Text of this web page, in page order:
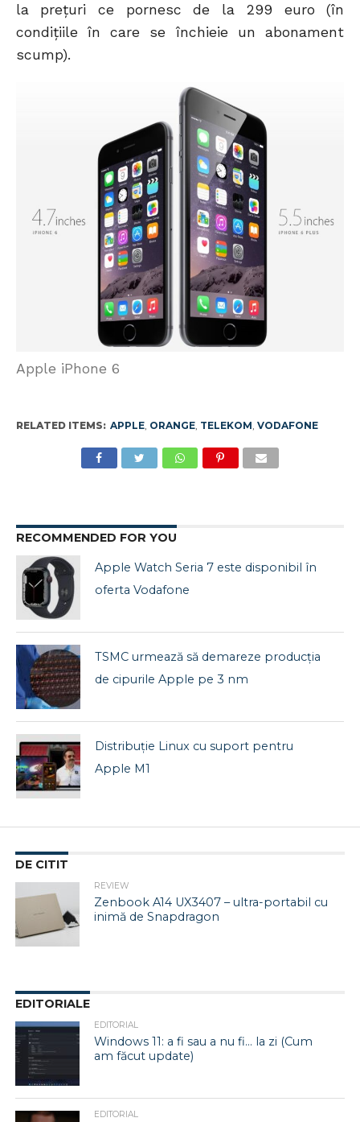
la prețuri ce pornesc de la 299 euro (în
condițiile în care se închieie un abonament
scump).
Apple iPhone 6
RELATED ITEMS: APPLE, ORANGE, TELEKOM VODAFONE
RECOMMENDED FOR YOU
Apple Watch Seria 7 este disponibil în
oferta Vodafone
TSMC urmează să demareze producția
de cipurile Apple pe 3 nm
Distribuție Linux cu suport pentru
Apple M1
DE CITIT
REVIEW
Zenbook A14 UX3407 – ultra-portabil cu
inimă de Snapdragon
EDITORIALE
EDITORIAL
Windows 11: a fi sau a nu fi… la zi (Cum
am făcut update)
EDITORIAL